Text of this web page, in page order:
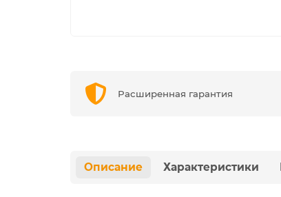
Расширенная гарантия
Описание Характеристики